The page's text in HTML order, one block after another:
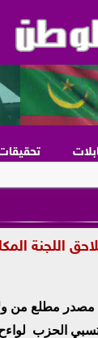
اللجنة
مطلع من
الحزب لواءح